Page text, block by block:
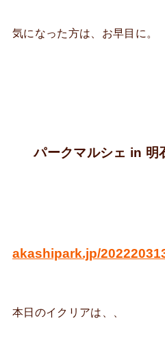
気になった方は、お早目に。
パークマルシェ in 明
akashipark.jp/
本日のイクリアは、、